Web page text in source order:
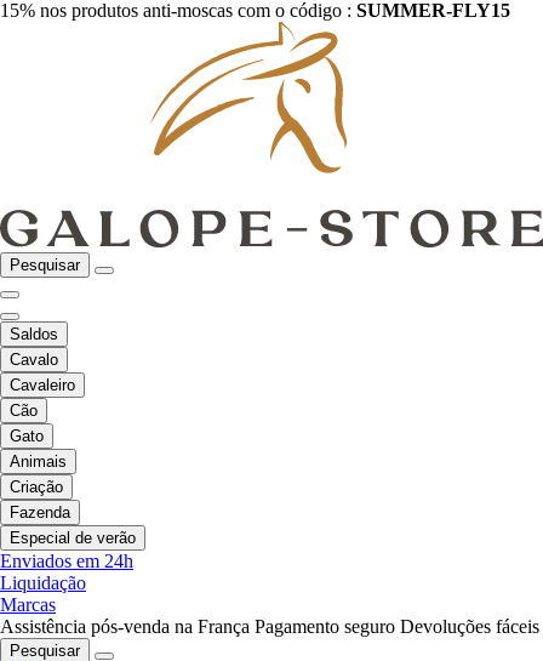
15% nos produtos anti-moscas com o código : SUMMER-FLY15
Pesquisar
Saldos
Cavalo
Cavaleiro
Cão
Gato
Animais
Criação
Fazenda
Especial de verão
Enviados em 24h
Liquidação
Marcas
Assistência pós-venda na França Pagamento seguro Devoluções fáceis
Pesquisar